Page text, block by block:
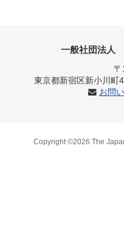
一般社団法人
東京都新宿区新小川町
お問
Copyright ©2026 The